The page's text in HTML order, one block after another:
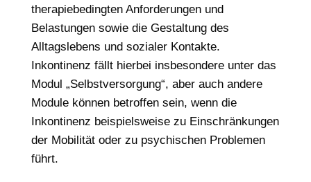
therapiebedingten Anforderungen und
Belastungen sowie die Gestaltung des
Alltagslebens und sozialer Kontakte.
Inkontinenz fällt hierbei insbesondere unter das
Modul „Selbstversorgung“, aber auch andere
Module können betroffen sein, wenn die
Inkontinenz beispielsweise zu Einschränkungen
der Mobilität oder zu psychischen Problemen
führt.